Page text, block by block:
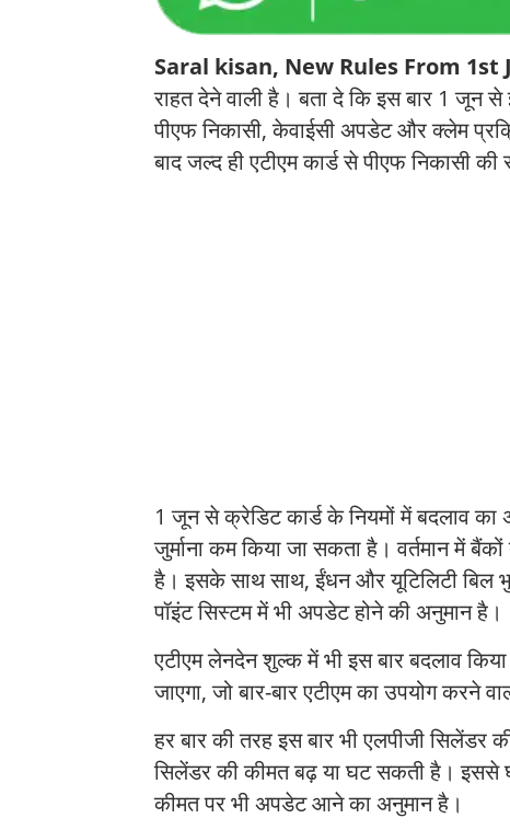
Saral kisan, New Rules From 1st
राहत देने वाली है। बता दे कि इस बार 1
पीएफ निकासी, केवाईसी अपडेट और क्लेम
बाद जल्द ही एटीएम कार्ड से पीएफ निकासी
1 जून से क्रेडिट कार्ड के नियमों में बदलाव
जुर्माना कम किया जा सकता है। वर्तमान में
है। इसके साथ साथ, ईंधन और यूटिलिटी बिल
पॉइंट सिस्टम में भी अपडेट होने की अनुमान है।
एटीएम लेनदेन शुल्क में भी इस बार बदलाव
जाएगा, जो बार-बार एटीएम का उपयोग करने
हर बार की तरह इस बार भी एलपीजी
सिलेंडर की कीमत बढ़ या घट सकती है।
कीमत पर भी अपडेट आने का अनुमान है।